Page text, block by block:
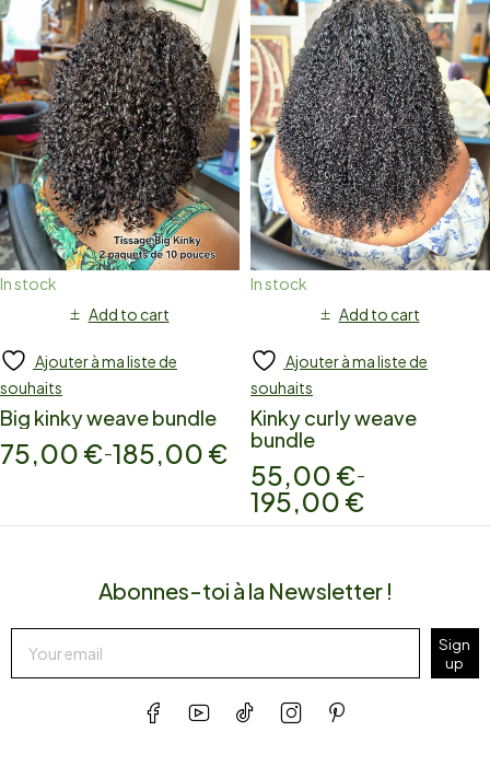
In stock
Add to cart
Ajouter à ma liste de
souhaits
Big kinky weave bundle
75,00 €–185,00 €
In stock
Add to cart
Ajouter à ma liste de
souhaits
Kinky curly weave
bundle
55,00 €–
195,00 €
Abonnes-toi à la Newsletter !
Sign
up